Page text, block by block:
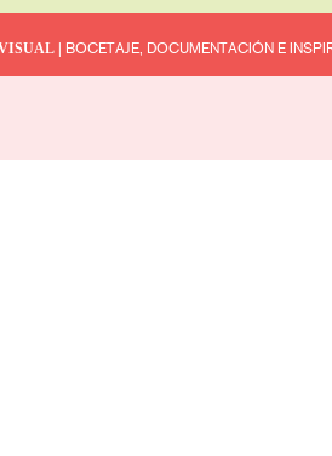
| BOCETAJE, DOCUMENTACIÓN E